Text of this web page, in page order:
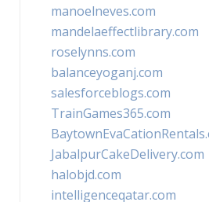
manoelneves.com
mandelaeffectlibrary.com
roselynns.com
balanceyoganj.com
salesforceblogs.com
TrainGames365.com
JabalpurCakeDelivery.com
halobjd.com
intelligenceqatar.com